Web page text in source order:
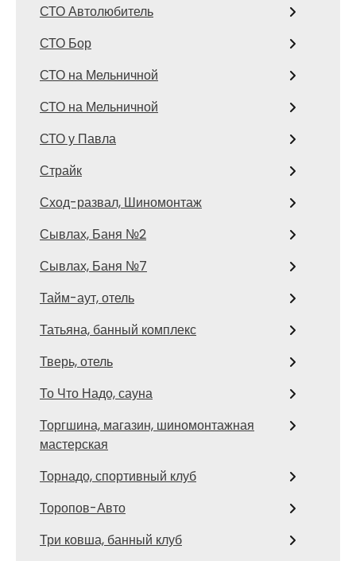
СТО Автолюбитель
СТО Бор
СТО на Мельничной
СТО на Мельничной
СТО у Павла
Страйк
Сход-развал, Шиномонтаж
Сывлах, Баня №2
Сывлах, Баня №7
Тайм-аут, отель
Татьяна, банный комплекс
Тверь, отель
То Что Надо, сауна
Торгшина, магазин, шиномонтажная
мастерская
Торнадо, спортивный клуб
Торопов-Авто
Три ковша, банный клуб